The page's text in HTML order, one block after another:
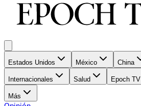
Estados Unidos México China
Internacionales Salud Epoch TV
Más